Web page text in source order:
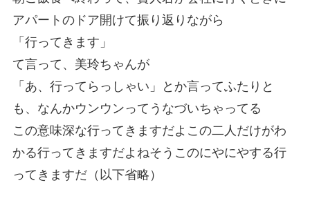
アパートのドア開けて振り返りながら
「行ってきます」
て言って、美玲ちゃんが
「あ、行ってらっしゃい」とか言ってふたりと
も、なんかウンウンってうなづいちゃってる
この意味深な行ってきますだよこの二人だけがわ
かる行ってきますだよねそうこのにやにやする行
ってきますだ（以下省略）